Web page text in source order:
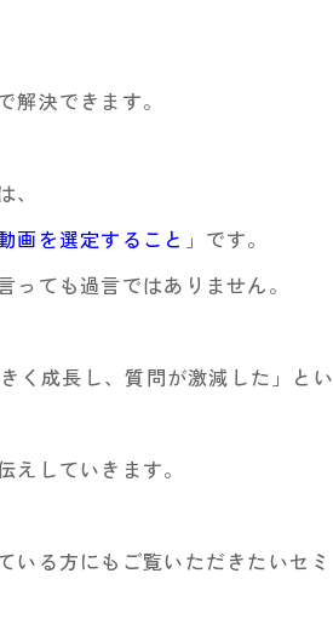
決できます。
画を選定すること 」です。
ても過言ではありません。
く成長し、質問が激減した」とい
していきます。
いる方にもご覧いただきたいセミ